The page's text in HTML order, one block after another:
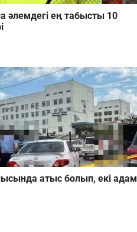
әлемдегі ең табысты 10
атыс болып, екі адам